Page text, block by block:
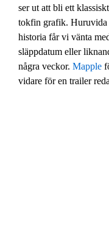
ser ut att bli ett
tokfin grafik. Huruvida
historia får vi vänta
släppdatum eller
några veckor. Mapple
vidare för en trailer